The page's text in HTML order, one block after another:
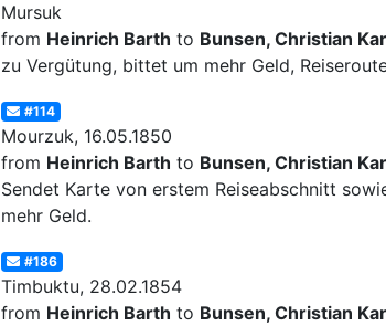
Mursuk
from Heinrich Barth to Bunsen, Christian
zu Vergütung, bittet um mehr Geld,
#114
Mourzuk, 16.05.1850
from Heinrich Barth to Bunsen, Christian
Sendet Karte von erstem Reiseabschnitt
mehr Geld.
#186
Timbuktu, 28.02.1854
from Heinrich Barth to Bunsen, Christian